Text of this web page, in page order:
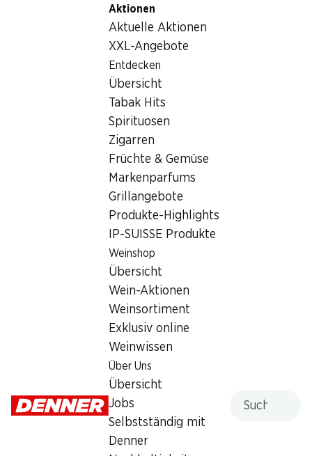
Aktionen
Aktuelle Aktionen
XXL-Angebote
Entdecken
Übersicht
Tabak Hits
Spirituosen
Zigarren
Früchte & Gemüse
Markenparfums
Grillangebote
Produkte-Highlights
IP-SUISSE Produkte
Weinshop
Übersicht
Wein-Aktionen
Weinsortiment
Exklusiv online
Weinwissen
Über Uns
Übersicht
Jobs
Selbstständig mit
Denner
Lebensmittel
Früchte und Gemüse
Peperoni gemischt
Peperoni gemischt
1006163